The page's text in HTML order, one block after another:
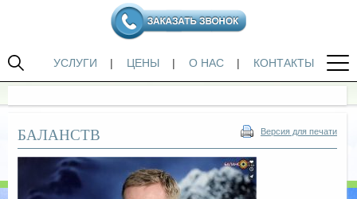
УСЛУГИ | ЦЕНЫ | О НАС | КОНТАКТЫ
Версия для печати
БАЛАНСТВ